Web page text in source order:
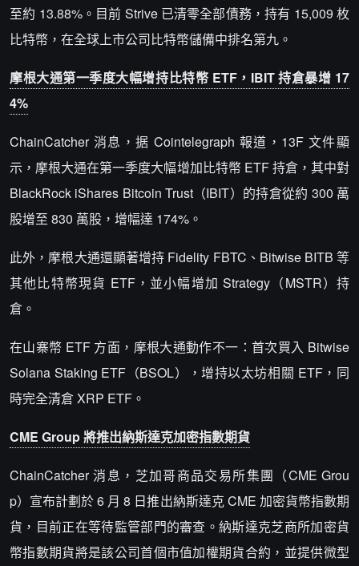
至約 13.88%。目前 Strive 已清零全部債務，持有 15,009 枚
比特幣，在全球上市公司比特幣儲備中排名第九。
摩根大通第一季度大幅增持比特幣 ETF，IBIT 持倉暴增 17
4%
ChainCatcher 消息，据 Cointelegraph 報道，13F 文件顯
示，摩根大通在第一季度大幅增加比特幣 ETF 持倉，其中對
BlackRock iShares Bitcoin Trust（IBIT）的持倉從約 300 萬
股增至 830 萬股，增幅達 174%。
此外，摩根大通還顯著增持 Fidelity FBTC、Bitwise BITB 等
其他比特幣現貨 ETF，並小幅增加 Strategy（MSTR）持
倉。
在山寨幣 ETF 方面，摩根大通動作不一：首次買入 Bitwise
Solana Staking ETF（BSOL），增持以太坊相關 ETF，同
時完全清倉 XRP ETF。
CME Group 將推出納斯達克加密指數期貨
ChainCatcher 消息，芝加哥商品交易所集團（CME Grou
p）宣布計劃於 6 月 8 日推出納斯達克 CME 加密貨幣指數期
貨，目前正在等待監管部門的審查。納斯達克芝商所加密貨
幣指數期貨將是該公司首個市值加權期貨合約，並提供微型